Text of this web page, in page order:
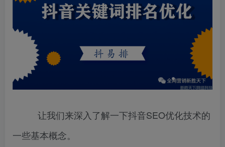
让我们来深入了解一下抖音SEO优化技术的
一些基本概念。